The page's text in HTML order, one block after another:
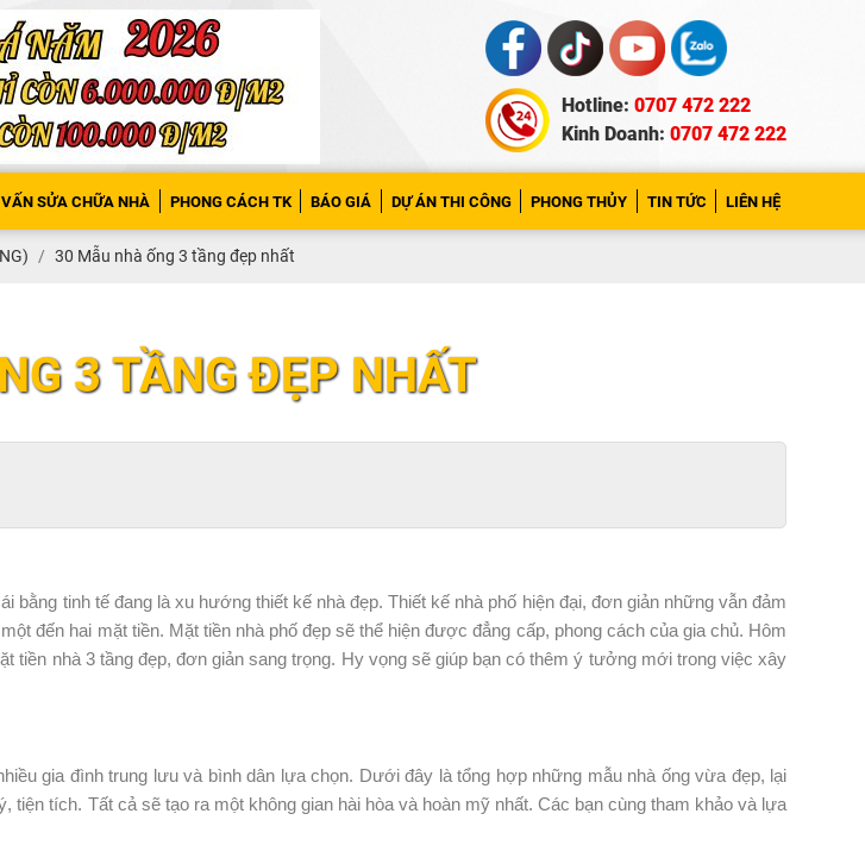
Hotline: 0707 472 222
Kinh Doanh: 0707 472 222
SỬA CHỮA NHÀ PHONG CÁCH TK BÁO GIÁ DỰ ÁN THI CÔNG PHONG THỦY TIN TỨC LIÊN HỆ
30 Mẫu nhà ống 3 tầng đẹp nhất
3 TẦNG ĐẸP NHẤT
bằng tinh tế đang là xu hướng thiết kế nhà đẹp. Thiết kế nhà phố hiện đại, đơn giản những vẫn đảm
đến hai mặt tiền. Mặt tiền nhà phố đẹp sẽ thể hiện được đẳng cấp, phong cách của gia chủ. Hôm
tiền nhà 3 tầng đẹp, đơn giản sang trọng. Hy vọng sẽ giúp bạn có thêm ý tưởng mới trong việc xây
gia đình trung lưu và bình dân lựa chọn. Dưới đây là tổng hợp những mẫu nhà ống vừa đẹp, lại
tiện tích. Tất cả sẽ tạo ra một không gian hài hòa và hoàn mỹ nhất. Các bạn cùng tham khảo và lựa